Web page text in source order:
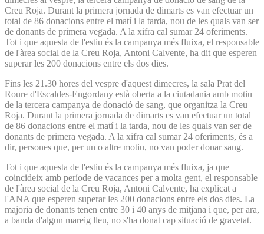
Creu Roja. Durant la primera jornada de dimarts es van efectuar un
total de 86 donacions entre el matí i la tarda, nou de les quals van ser
de donants de primera vegada. A la xifra cal sumar 24 oferiments.
Tot i que aquesta de l'estiu és la campanya més fluixa, el responsable
de l'àrea social de la Creu Roja, Antoni Calvente, ha dit que esperen
superar les 200 donacions entre els dos dies.
Fins les 21.30 hores del vespre d'aquest dimecres, la sala Prat del
Roure d'Escaldes-Engordany està oberta a la ciutadania amb motiu
de la tercera campanya de donació de sang, que organitza la Creu
Roja. Durant la primera jornada de dimarts es van efectuar un total
de 86 donacions entre el matí i la tarda, nou de les quals van ser de
donants de primera vegada. A la xifra cal sumar 24 oferiments, és a
dir, persones que, per un o altre motiu, no van poder donar sang.
Tot i que aquesta de l'estiu és la campanya més fluixa, ja que
coincideix amb període de vacances per a molta gent, el responsable
de l'àrea social de la Creu Roja, Antoni Calvente, ha explicat a
l'ANA que esperen superar les 200 donacions entre els dos dies. La
majoria de donants tenen entre 30 i 40 anys de mitjana i que, per ara,
a banda d'algun mareig lleu, no s'ha donat cap situació de gravetat.